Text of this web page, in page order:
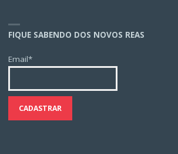
FIQUE SABENDO DOS NOVOS REAS
Email*